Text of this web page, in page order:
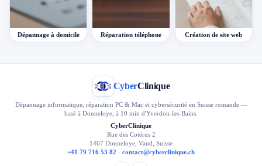
Dépannage à domicile Réparation téléphone Création de site web
CyberClinique
Dépannage informatique, réparation PC & Mac et cybersécurité en Suisse romande —
basé à Donneloye, à 10 min d'Yverdon-les-Bains.
CyberClinique
Rue des Cotérus 2
1407 Donneloye, Vaud, Suisse
+41 79 716 53 82 · contact@cyberclinique.ch